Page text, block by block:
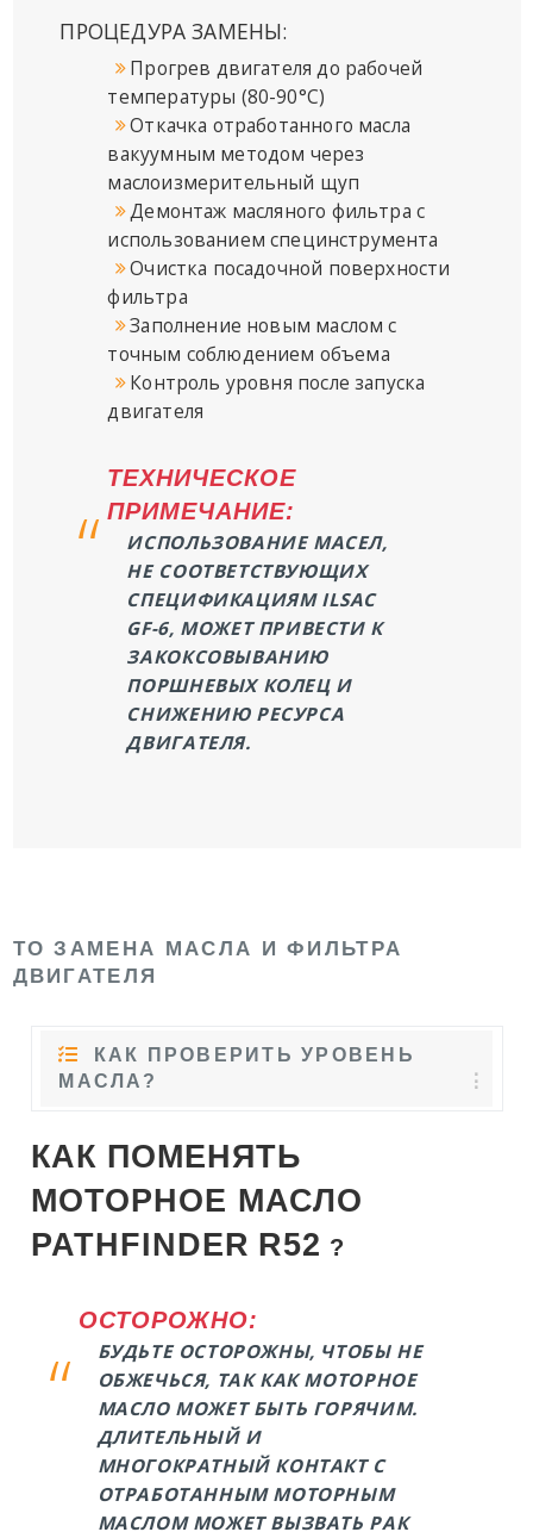
ПРОЦЕДУРА ЗАМЕНЫ:
Прогрев двигателя до рабочей
температуры (80-90°C)
Откачка отработанного масла
вакуумным методом через
маслоизмерительный щуп
Демонтаж масляного фильтра с
использованием специнструмента
Очистка посадочной поверхности
фильтра
Заполнение новым маслом с
точным соблюдением объема
Контроль уровня после запуска
двигателя
ТЕХНИЧЕСКОЕ
ПРИМЕЧАНИЕ:
ИСПОЛЬЗОВАНИЕ МАСЕЛ,
НЕ СООТВЕТСТВУЮЩИХ
СПЕЦИФИКАЦИЯМ ILSAC
GF-6, МОЖЕТ ПРИВЕСТИ К
ЗАКОКСОВЫВАНИЮ
ПОРШНЕВЫХ КОЛЕЦ И
СНИЖЕНИЮ РЕСУРСА
ДВИГАТЕЛЯ.
ТО ЗАМЕНА МАСЛА И ФИЛЬТРА
ДВИГАТЕЛЯ
КАК ПРОВЕРИТЬ УРОВЕНЬ
МАСЛА?
КАК ПОМЕНЯТЬ
МОТОРНОЕ МАСЛО
PATHFINDER R52 ?
ОСТОРОЖНО:
БУДЬТЕ ОСТОРОЖНЫ, ЧТОБЫ НЕ
ОБЖЕЧЬСЯ, ТАК КАК МОТОРНОЕ
МАСЛО МОЖЕТ БЫТЬ ГОРЯЧИМ.
ДЛИТЕЛЬНЫЙ И
МНОГОКРАТНЫЙ КОНТАКТ С
ОТРАБОТАННЫМ МОТОРНЫМ
МАСЛОМ МОЖЕТ ВЫЗВАТЬ РАК